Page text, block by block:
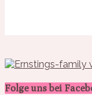
Folge uns bei